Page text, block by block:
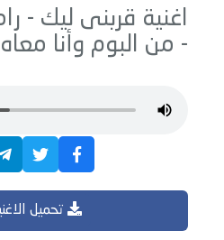
اغنية قربنى ليك -
- من البوم وأنا معاه
تحميل